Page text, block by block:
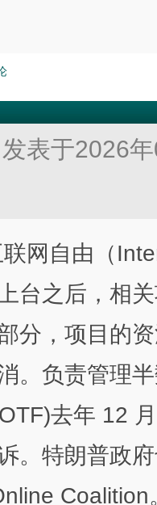
发表于2026
网自由（
台之后，相
分，项目的
。负责管理
去年 12
。特朗普政